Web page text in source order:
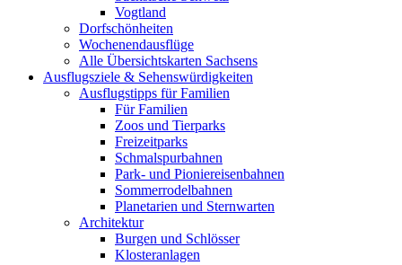
Vogtland
Dorfschönheiten
Wochenendausflüge
Alle Übersichtskarten Sachsens
Ausflugsziele & Sehenswürdigkeiten
Ausflugstipps für Familien
Für Familien
Zoos und Tierparks
Freizeitparks
Schmalspurbahnen
Park- und Pioniereisenbahnen
Sommerrodelbahnen
Planetarien und Sternwarten
Architektur
Burgen und Schlösser
Klosteranlagen